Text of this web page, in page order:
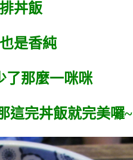
丼飯
是香純
了那麼一咪咪
這完丼飯就完美囉~